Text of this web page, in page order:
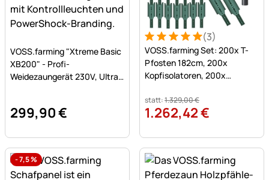
Noch keine Bewertungen abgegeben
VOSS.farming "Xtreme Basic
XB200" - Profi-
Weidezaungerät 230V, Ultra
299,90€
Bewertung: 5 von 5 (3
3 Bewertungen
(3)
VOSS.farming Set: 200x T-
Pfosten 182cm, 200x
Kopfisolatoren, 200x
Handramme
statt:1.329,00€
1.262,42€
-7,5%